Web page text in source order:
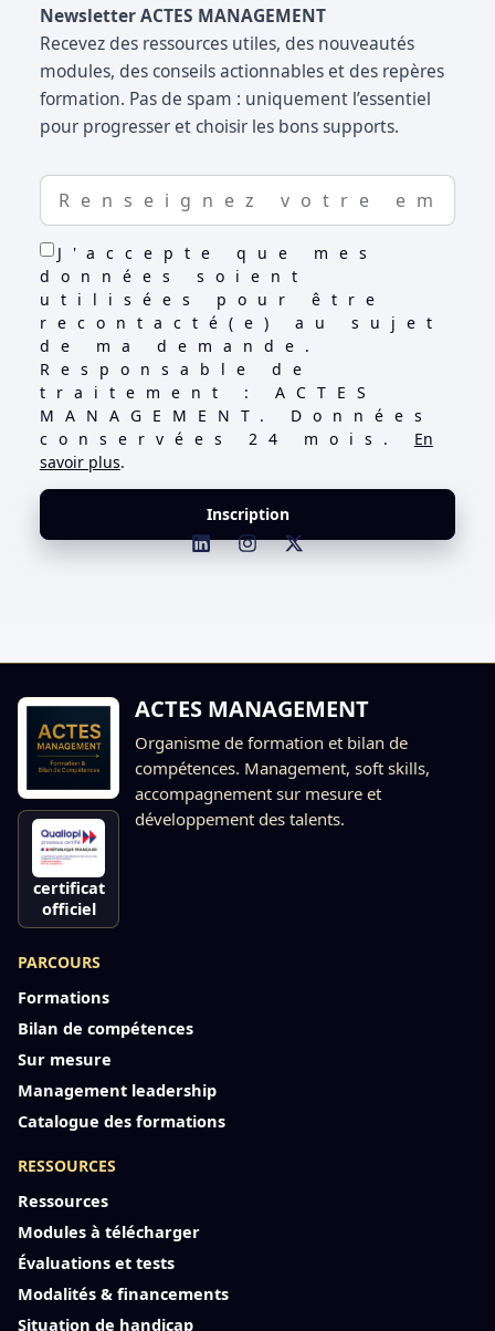
Newsletter ACTES MANAGEMENT
Recevez des ressources utiles, des nouveautés
modules, des conseils actionnables et des repères
formation. Pas de spam : uniquement l’essentiel
pour progresser et choisir les bons supports.
J'accepte que mes
données soient
utilisées pour être
recontacté(e) au sujet
de ma demande.
Responsable de
traitement : ACTES
MANAGEMENT. Données
conservées 24 mois. En
savoir plus.
Inscription
certificat
officiel
ACTES MANAGEMENT
Organisme de formation et bilan de
compétences. Management, soft skills,
accompagnement sur mesure et
développement des talents.
PARCOURS
Formations
Bilan de compétences
Sur mesure
Management leadership
Catalogue des formations
RESSOURCES
Ressources
Modules à télécharger
Évaluations et tests
Modalités & financements
Situation de handicap